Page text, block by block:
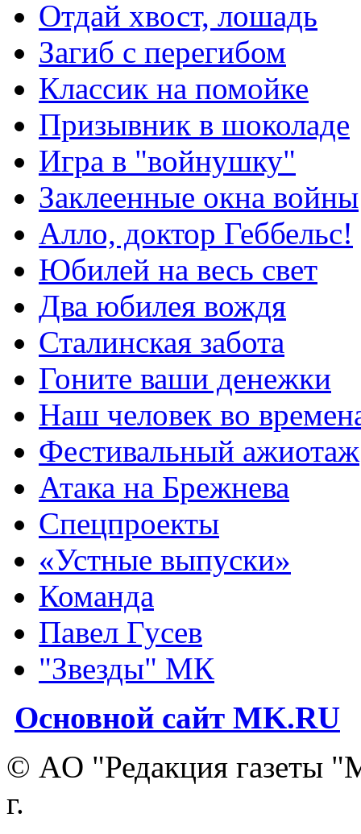
Отдай хвост, лошадь
Загиб с перегибом
Классик на помойке
Призывник в шоколаде
Игра в "войнушку"
Заклеенные окна войны
Алло, доктор Геббельс!
Юбилей на весь свет
Два юбилея вождя
Сталинская забота
Гоните ваши денежки
Наш человек во
Фестивальный ажиотаж
Атака на Брежнева
Спецпроекты
«Устные выпуски»
Команда
Павел Гусев
"Звезды" МК
Основной сайт MK.RU
© АO "Редакция газеты
г.